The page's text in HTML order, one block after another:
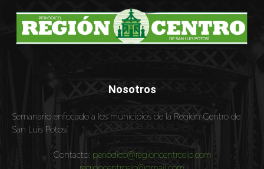
Nosotros
Semanario enfocado a los municipios de la Región Centro de
San Luis Potosí
Contacto: periodico@regioncentroslp.com